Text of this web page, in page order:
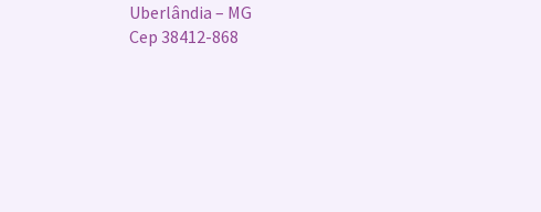
Uberlândia – MG
Cep 38412-868